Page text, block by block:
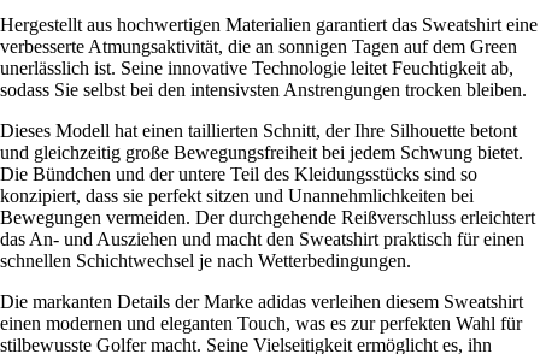
Hergestellt aus hochwertigen Materialien garantiert das Sweatshirt eine
verbesserte Atmungsaktivität, die an sonnigen Tagen auf dem Green
unerlässlich ist. Seine innovative Technologie leitet Feuchtigkeit ab,
sodass Sie selbst bei den intensivsten Anstrengungen trocken bleiben.
Dieses Modell hat einen taillierten Schnitt, der Ihre Silhouette betont
und gleichzeitig große Bewegungsfreiheit bei jedem Schwung bietet.
Die Bündchen und der untere Teil des Kleidungsstücks sind so
konzipiert, dass sie perfekt sitzen und Unannehmlichkeiten bei
Bewegungen vermeiden. Der durchgehende Reißverschluss erleichtert
das An- und Ausziehen und macht den Sweatshirt praktisch für einen
schnellen Schichtwechsel je nach Wetterbedingungen.
Die markanten Details der Marke adidas verleihen diesem Sweatshirt
einen modernen und eleganten Touch, was es zur perfekten Wahl für
stilbewusste Golfer macht. Seine Vielseitigkeit ermöglicht es, ihn